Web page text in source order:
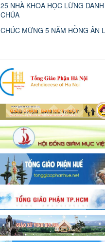
25 NHÀ KHOA HỌC LỪNG
CHÚA
CHÚC MỪNG 5 NĂM HỒNG ÂN